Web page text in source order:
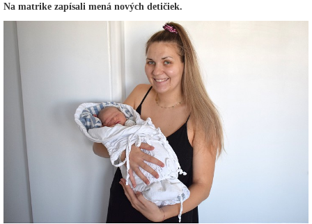
Na matrike zapísali mená nových detičiek.